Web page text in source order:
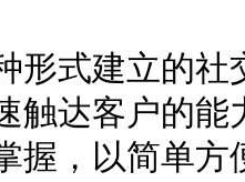
形式建立的
触达客户的
握，以简单